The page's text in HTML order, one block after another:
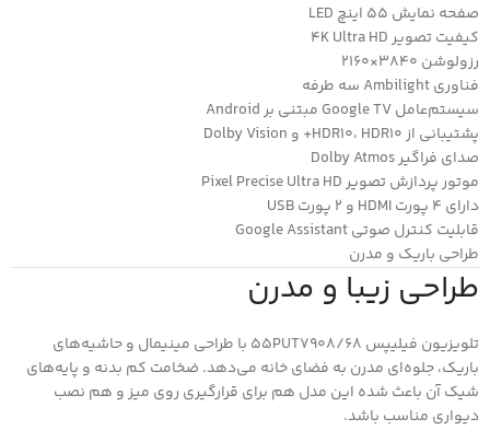
صفحه نمایش 55 اینچ LED
کیفیت تصویر 4K Ultra HD
رزولوشن 3840×2160
فناوری Ambilight سه طرفه
سیستم‌عامل Google TV مبتنی بر Android
پشتیبانی از HDR10، HDR10+ و Dolby Vision
صدای فراگیر Dolby Atmos
موتور پردازش تصویر Pixel Precise Ultra HD
دارای 4 پورت HDMI و 2 پورت USB
قابلیت کنترل صوتی Google Assistant
طراحی باریک و مدرن
طراحی زیبا و مدرن
تلویزیون فیلیپس 55PUT7908/68 با طراحی مینیمال و حاشیه‌های
باریک، جلوه‌ای مدرن به فضای خانه می‌دهد. ضخامت کم بدنه و پایه‌های
شیک آن باعث شده این مدل هم برای قرارگیری روی میز و هم نصب
دیواری مناسب باشد.